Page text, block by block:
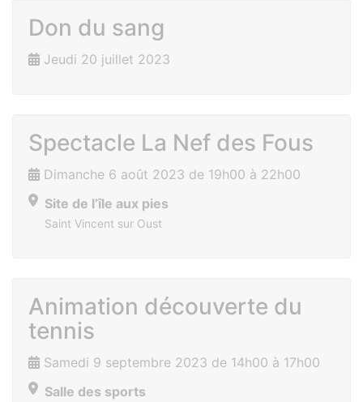
Don du sang
Jeudi 20 juillet 2023
Spectacle La Nef des Fous
Dimanche 6 août 2023 de 19h00 à 22h00
Site de l’île aux pies
Saint Vincent sur Oust
Animation découverte du
tennis
Samedi 9 septembre 2023 de 14h00 à 17h00
Salle des sports